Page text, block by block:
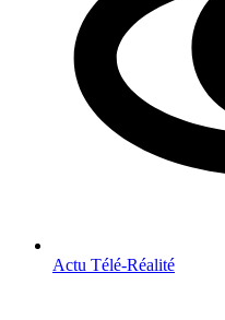
Actu Télé-Réalité